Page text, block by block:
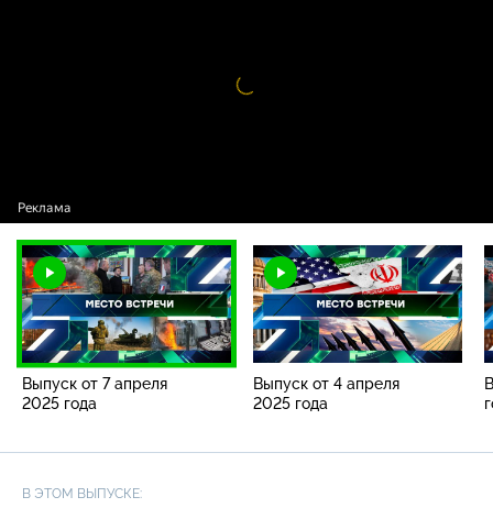
Видео
проигрыватель
Выпуск от 7 апреля
2025 года
Выпуск от 4 апреля
2025 года
В ЭТОМ ВЫПУСКЕ: